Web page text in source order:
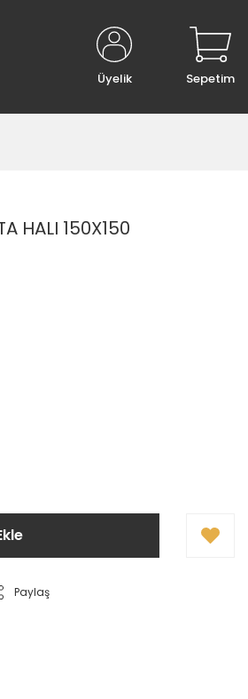
Üyelik Sepetim
HALI 150X150
Paylaş